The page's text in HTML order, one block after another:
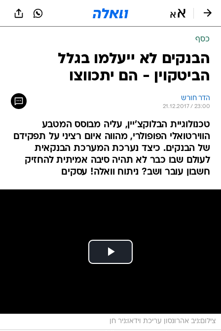
כסף
הבנקים לא ייעלמו בגלל
הביטקוין - הם יתכווצו
הדר חורש
21.12.2017 / 23:00
טכנולוגיית הבלוקצ'יין, עליה מבוסס המטבע
הווירטואלי הפופולרי, מהווה איום רציני על תפקידם
של הבנקים. כיצד נערכת המערכת הבנקאית
לעולם שבו כבר לא תהיה סיבה אמיתית להחזיק
חשבון עובר ושב? ניתוח וואלה! עסקים
צילום:ניב אהרונסון עריכת וידאו:ניר חן